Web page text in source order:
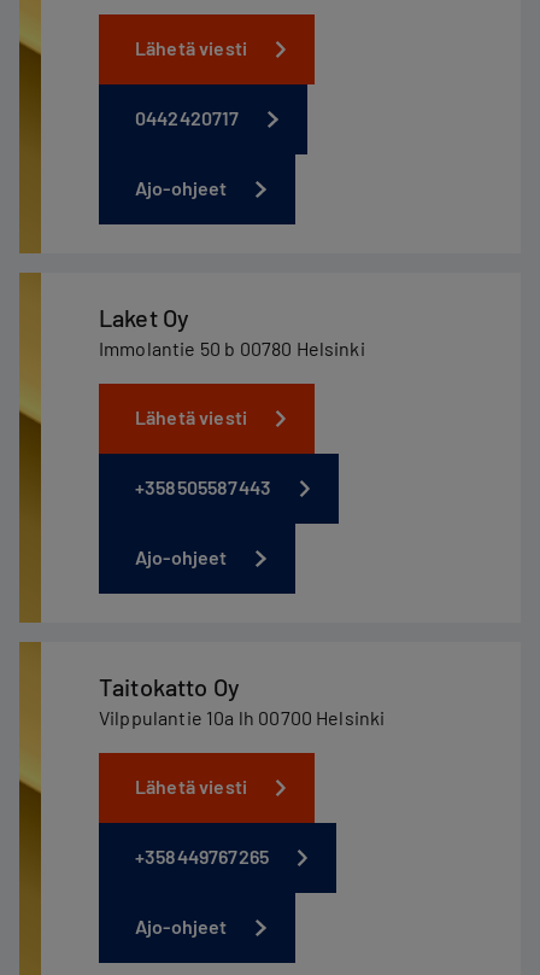
Lähetä viesti
0442420717
Ajo-ohjeet
Laket Oy
Immolantie 50 b 00780 Helsinki
Lähetä viesti
+358505587443
Ajo-ohjeet
Taitokatto Oy
Vilppulantie 10a lh 00700 Helsinki
Lähetä viesti
+358449767265
Ajo-ohjeet